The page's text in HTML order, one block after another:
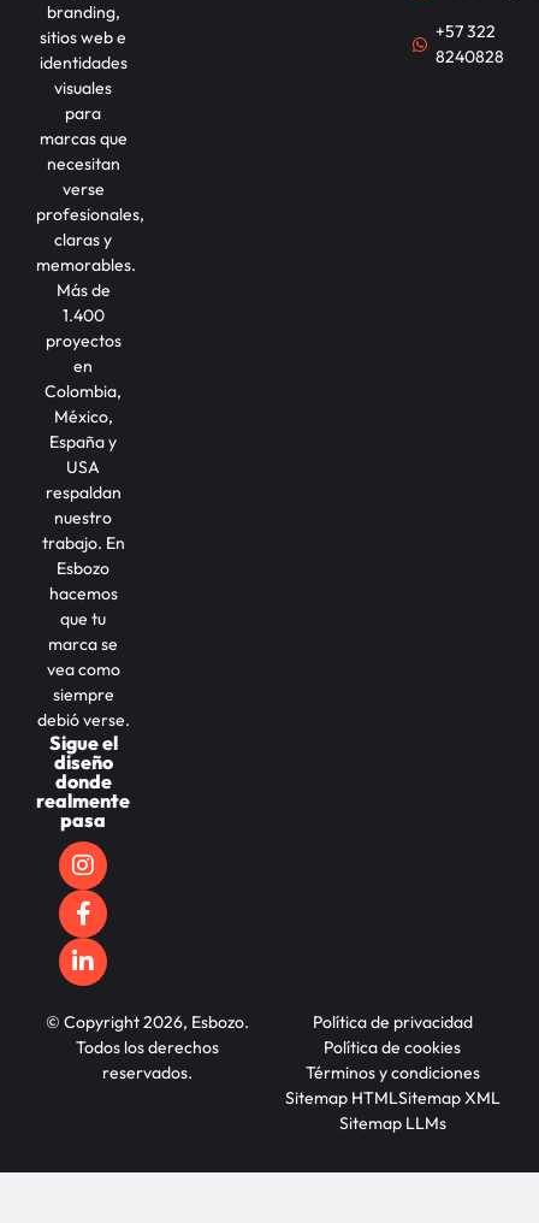
branding,
sitios web e
identidades
visuales
para
marcas que
necesitan
verse
profesionales,
claras y
memorables.
Más de
1.400
proyectos
en
Colombia,
México,
España y
USA
respaldan
nuestro
trabajo. En
Esbozo
hacemos
que tu
marca se
vea como
siempre
debió verse.
Sigue el
diseño
donde
realmente
pasa
+57 322
8240828
© Copyright 2026, Esbozo.
Todos los derechos
reservados.
Política de privacidad
Política de cookies
Términos y condiciones
Sitemap HTMLSitemap XML
Sitemap LLMs